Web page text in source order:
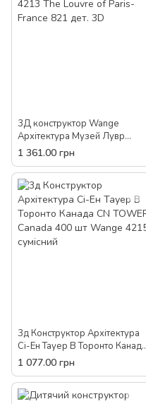
3Д конструктор Wange
Архітектура Музей Лувр
4213 The Louvre of Paris-
France 821 дет. 3D
1 361.00 грн
3д Конструктор Архітектура
Сі-Ен Тауер В Торонто Канада
CN TOWER Canada 400 шт
Wange 4215 сумісний
1 077.00 грн